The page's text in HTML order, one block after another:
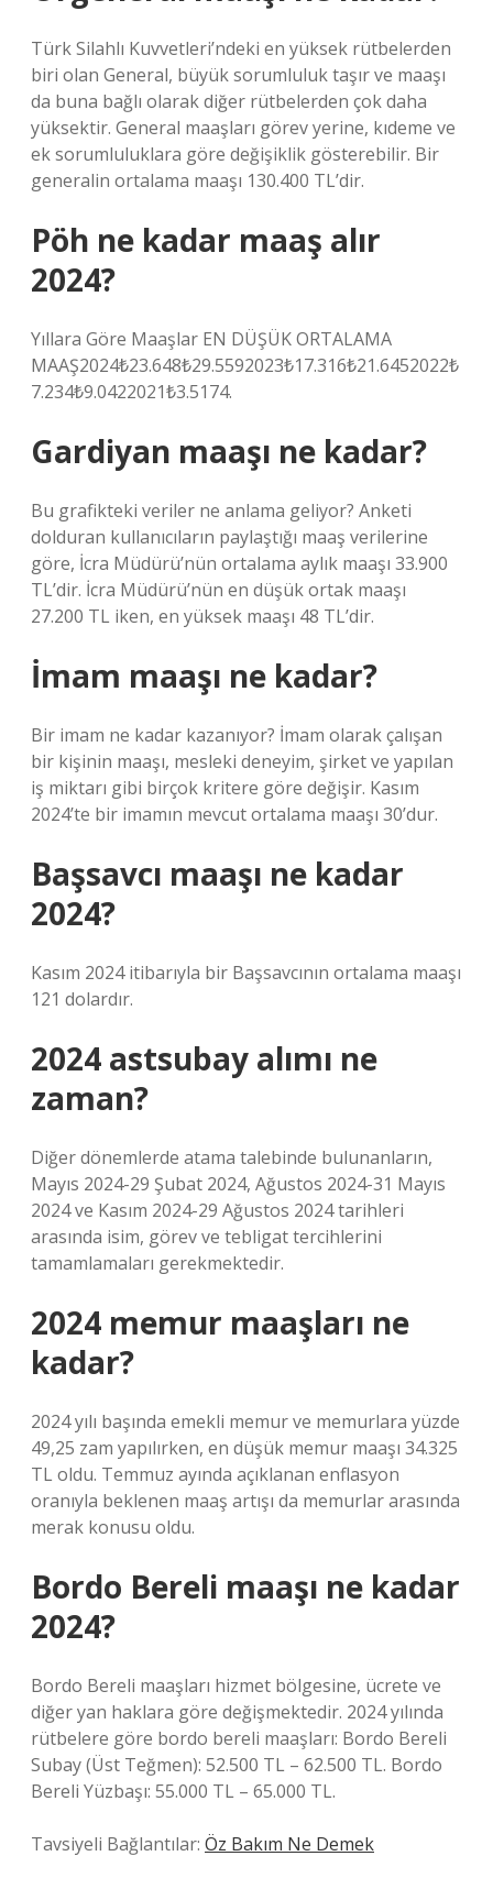
Türk Silahlı Kuvvetleri’ndeki en yüksek rütbelerden
biri olan General, büyük sorumluluk taşır ve maaşı
da buna bağlı olarak diğer rütbelerden çok daha
yüksektir. General maaşları görev yerine, kıdeme ve
ek sorumluluklara göre değişiklik gösterebilir. Bir
generalin ortalama maaşı 130.400 TL’dir.
Pöh ne kadar maaş alır
2024?
Yıllara Göre Maaşlar EN DÜŞÜK ORTALAMA
MAAŞ2024₺23.648₺29.5592023₺17.316₺21.6452022₺
7.234₺9.0422021₺3.5174.
Gardiyan maaşı ne kadar?
Bu grafikteki veriler ne anlama geliyor? Anketi
dolduran kullanıcıların paylaştığı maaş verilerine
göre, İcra Müdürü’nün ortalama aylık maaşı 33.900
TL’dir. İcra Müdürü’nün en düşük ortak maaşı
27.200 TL iken, en yüksek maaşı 48 TL’dir.
İmam maaşı ne kadar?
Bir imam ne kadar kazanıyor? İmam olarak çalışan
bir kişinin maaşı, mesleki deneyim, şirket ve yapılan
iş miktarı gibi birçok kritere göre değişir. Kasım
2024’te bir imamın mevcut ortalama maaşı 30’dur.
Başsavcı maaşı ne kadar
2024?
Kasım 2024 itibarıyla bir Başsavcının ortalama maaşı
121 dolardır.
2024 astsubay alımı ne
zaman?
Diğer dönemlerde atama talebinde bulunanların,
Mayıs 2024-29 Şubat 2024, Ağustos 2024-31 Mayıs
2024 ve Kasım 2024-29 Ağustos 2024 tarihleri ​​
arasında isim, görev ve tebligat tercihlerini
tamamlamaları gerekmektedir.
2024 memur maaşları ne
kadar?
2024 yılı başında emekli memur ve memurlara yüzde
49,25 zam yapılırken, en düşük memur maaşı 34.325
TL oldu. Temmuz ayında açıklanan enflasyon
oranıyla beklenen maaş artışı da memurlar arasında
merak konusu oldu.
Bordo Bereli maaşı ne kadar
2024?
Bordo Bereli maaşları hizmet bölgesine, ücrete ve
diğer yan haklara göre değişmektedir. 2024 yılında
rütbelere göre bordo bereli maaşları: Bordo Bereli
Subay (Üst Teğmen): 52.500 TL – 62.500 TL. Bordo
Bereli Yüzbaşı: 55.000 TL – 65.000 TL.
Tavsiyeli Bağlantılar: Öz Bakım Ne Demek